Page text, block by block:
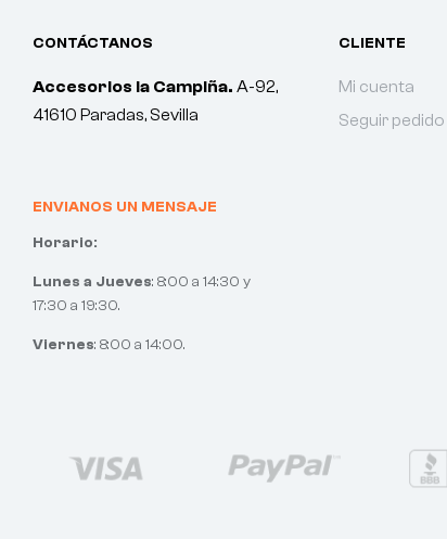
CONTÁCTANOS
Accesorios la Campiña. A-92,
41610 Paradas, Sevilla
ENVIANOS UN MENSAJE
Horario:
Lunes a Jueves: 8:00 a 14:30 y
17:30 a 19:30.
Viernes: 8:00 a 14:00.
CLIENTE
Mi cuenta
Seguir pedido